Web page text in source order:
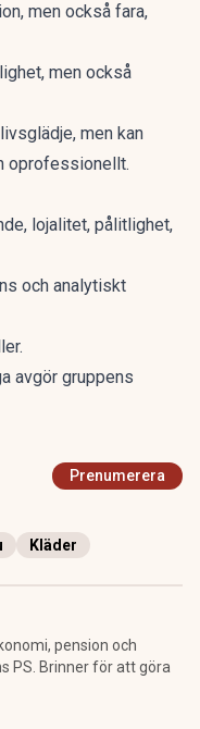
men också fara,
men också
men kan
oprofessionellt.
lojalitet, pålitlighet,
och analytiskt
avgör gruppens
Prenumerera
Kläder
pension och
PS. Brinner för att göra